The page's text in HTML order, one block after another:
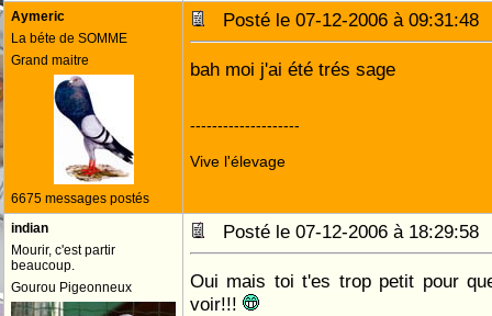
Aymeric
La béte de SOMME
Grand maitre
6675 messages postés
Posté le 07-12-2006 à
bah moi j'ai été trés sage
--------------------
Vive l'élevage
indian
Mourir, c'est partir
beaucoup.
Gourou Pigeonneux
Posté le 07-12-2006 à
Oui mais toi t'es trop petit pour
voir!!!